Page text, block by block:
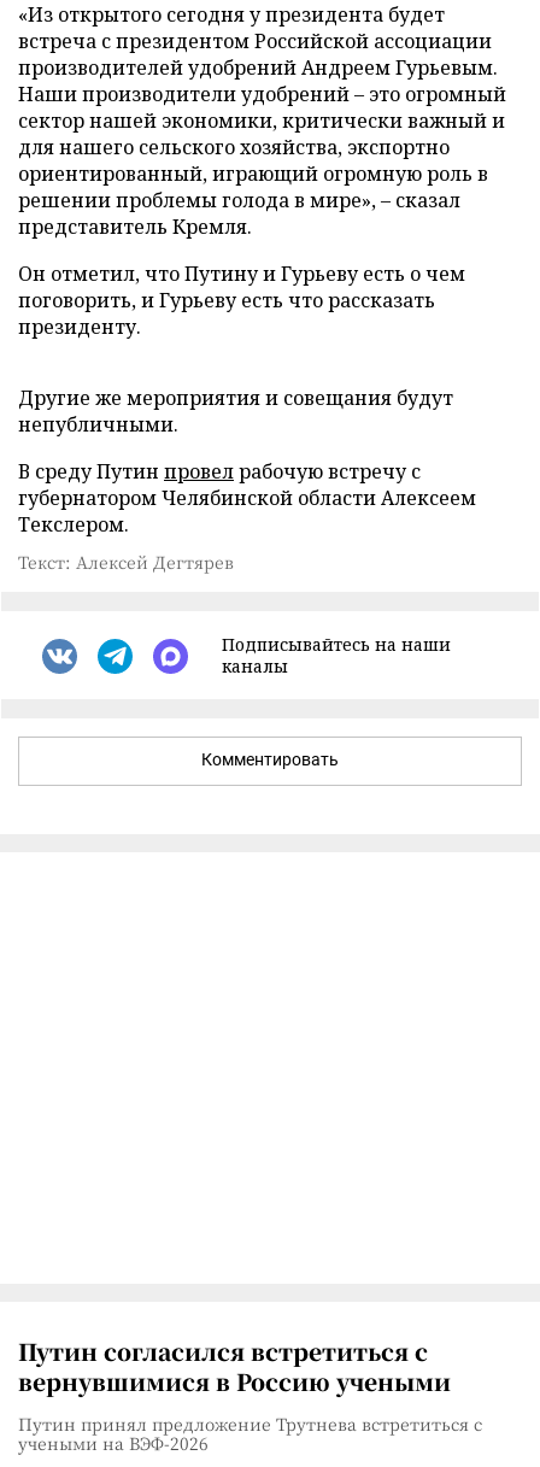
«Из открытого сегодня у президента будет
встреча с президентом Российской ассоциации
производителей удобрений Андреем Гурьевым.
Наши производители удобрений – это огромный
сектор нашей экономики, критически важный и
для нашего сельского хозяйства, экспортно
ориентированный, играющий огромную роль в
решении проблемы голода в мире», – сказал
представитель Кремля.
Он отметил, что Путину и Гурьеву есть о чем
поговорить, и Гурьеву есть что рассказать
президенту.
Другие же мероприятия и совещания будут
непубличными.
В среду Путин провелрабочую встречу с
губернатором Челябинской области Алексеем
Текслером.
Текст: Алексей Дегтярев
Подписывайтесь на наши
каналы
Комментировать
Путин согласился встретиться с
вернувшимися в Россию учеными
Путин принял предложение Трутнева встретиться с
учеными на ВЭФ-2026